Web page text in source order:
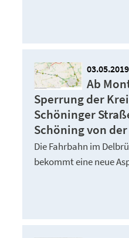
03.05.2019
Ab
Sperrung der
Schöninger
Schöning von
Die Fahrbahn im
bekommt eine neue